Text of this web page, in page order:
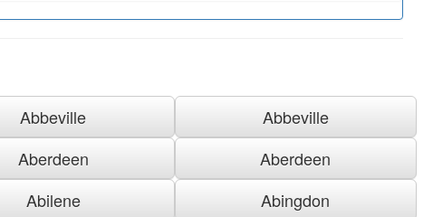
Abbeville
Abbeville
Aberdeen
Aberdeen
Abilene
Abingdon